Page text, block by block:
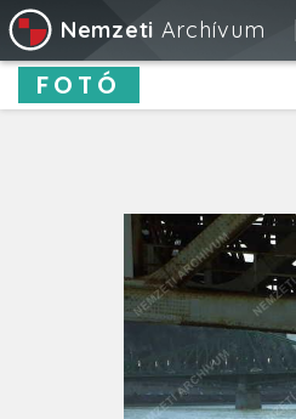
Nemzeti Archívum
FOTÓ